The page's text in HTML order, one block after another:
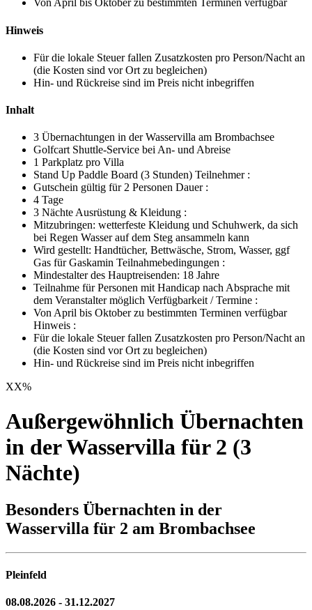
Von April bis Oktober zu bestimmten Terminen verfügbar
Hinweis
Für die lokale Steuer fallen Zusatzkosten pro Person/Nacht an
(die Kosten sind vor Ort zu begleichen)
Hin- und Rückreise sind im Preis nicht inbegriffen
Inhalt
3 Übernachtungen in der Wasservilla am Brombachsee
Golfcart Shuttle-Service bei An- und Abreise
1 Parkplatz pro Villa
Stand Up Paddle Board (3 Stunden) Teilnehmer :
Gutschein gültig für 2 Personen Dauer :
4 Tage
3 Nächte Ausrüstung & Kleidung :
Mitzubringen: wetterfeste Kleidung und Schuhwerk, da sich
bei Regen Wasser auf dem Steg ansammeln kann
Wird gestellt: Handtücher, Bettwäsche, Strom, Wasser, ggf
Gas für Gaskamin Teilnahmebedingungen :
Mindestalter des Hauptreisenden: 18 Jahre
Teilnahme für Personen mit Handicap nach Absprache mit
dem Veranstalter möglich Verfügbarkeit / Termine :
Von April bis Oktober zu bestimmten Terminen verfügbar
Hinweis :
Für die lokale Steuer fallen Zusatzkosten pro Person/Nacht an
(die Kosten sind vor Ort zu begleichen)
Hin- und Rückreise sind im Preis nicht inbegriffen
XX%
Außergewöhnlich Übernachten
in der Wasservilla für 2 (3
Nächte)
Besonders Übernachten in der
Wasservilla für 2 am Brombachsee
Pleinfeld
08.08.2026 - 31.12.2027